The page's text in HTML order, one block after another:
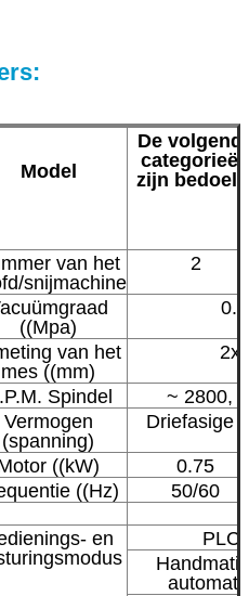
Model
De
categorieën
zijn
van het
snijmachine
2
((Mpa)
van het
mes ((mm)
Spindel
~ 2800,
Vermogen
(spanning)
Driefasige
((kW)
0.75
((Hz)
50/60
en
PLC